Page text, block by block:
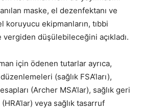
maske, el dezenfektanı ve
koruyucu ekipmanların, tıbbi
düşülebileceğini açıkladı.
için ödenen tutarlar ayrıca,
(sağlık FSA’ları),
(Archer MSA’lar), sağlık geri
veya sağlık tasarruf